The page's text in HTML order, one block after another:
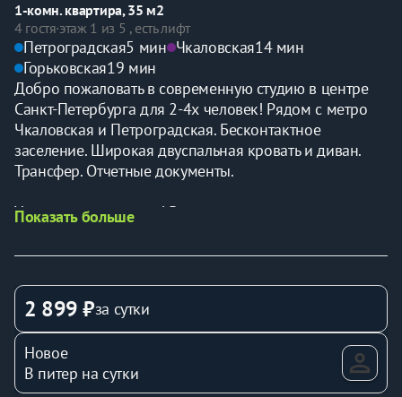
1-комн. квартира, 35 м2
4 гостя·этаж 1 из 5 , есть лифт
Петроградская5 мин Чкаловская14 мин
Горьковская19 мин
Добро пожаловать в современную студию в центре
Санкт-Петербурга для 2-4х человек! Рядом с метро
Чкаловская и Петроградская. Бесконтактное
заселение. Широкая двуспальная кровать и диван.
Трансфер. Отчетные документы.
У нас идеально чисто! В квартире сделан
• двуспальный диван и удобная кровать на втором
• бесплатный Wi-Fi;
• большой плоский телевизор;
• стиральная машина;
• утюг и гладильная доска;
• посуда, кухонные принадлежности, чай и кофе;
Показать больше
2 899 ₽за сутки
Новое
В питер на сутки